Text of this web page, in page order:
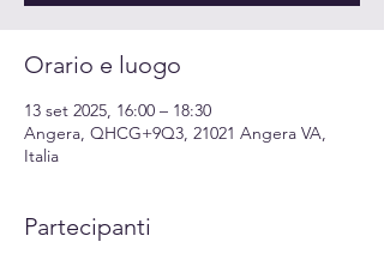
Orario e luogo
13 set 2025, 16:00 – 18:30
Angera, QHCG+9Q3, 21021 Angera VA,
Italia
Partecipanti